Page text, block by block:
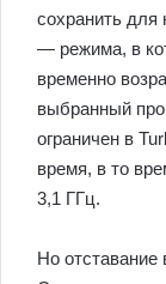
сохранить для
— режима, в
временно
выбранный
ограничен в
время, в то
3,1 ГГц.
Но отставание